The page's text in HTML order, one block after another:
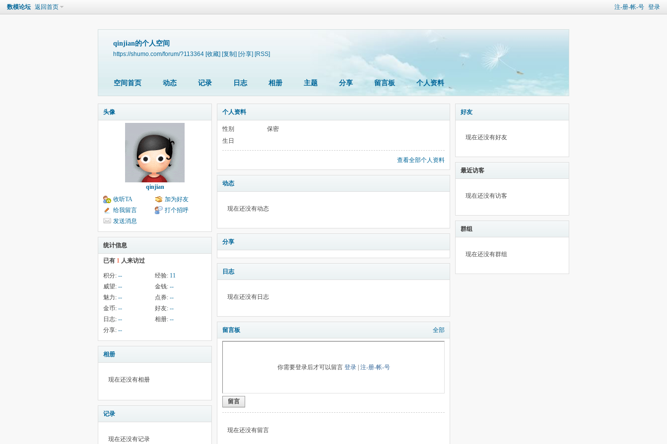
注-册-帐-号 登录
数模论坛 返回首页
qinjian的个人空间
https://shumo.com/forum/?113364 [收藏] [复制] [分享] [RSS]
空间首页 动态 记录 日志 相册 主题 分享 留言板 个人资料
头像
qinjian
收听TA
加为好友
给我留言
打个招呼
发送消息
统计信息
已有 1 人来访过
积分: -- 经验: 11
威望: -- 金钱: --
魅力: -- 点券: --
金币: -- 好友: --
日志: -- 相册: --
分享: --
相册
现在还没有相册
记录
现在还没有记录
个人资料
性别
保密
生日
查看全部个人资料
动态
现在还没有动态
分享
日志
现在还没有日志
留言板 全部
你需要登录后才可以留言 登录| 注-册-帐-号
留言
现在还没有留言
好友
现在还没有好友
最近访客
现在还没有访客
群组
现在还没有群组